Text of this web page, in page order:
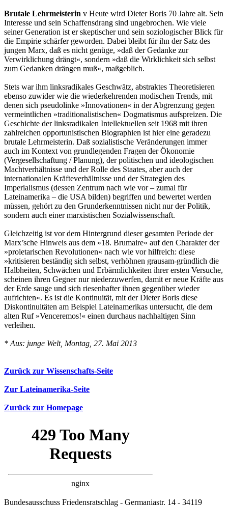
Brutale Lehrmeisterin v Heute wird Dieter Boris 70 Jahre alt. Sein
Interesse und sein Schaffensdrang sind ungebrochen. Wie viele
seiner Generation ist er skeptischer und sein soziologischer Blick für
die Empirie schärfer geworden. Dabei bleibt für ihn der Satz des
jungen Marx, daß es nicht genüge, »daß der Gedanke zur
Verwirklichung drängt«, sondern »daß die Wirklichkeit sich selbst
zum Gedanken drängen muß«, maßgeblich.
Stets war ihm linksradikales Geschwätz, abstraktes Theoretisieren
ebenso zuwider wie die wiederkehrenden modischen Trends, mit
denen sich pseudolinke »Innovationen« in der Abgrenzung gegen
vermeintlichen »traditionalistischen« Dogmatismus aufspreizen. Die
Geschichte der linksradikalen Intellektuellen seit 1968 mit ihren
zahlreichen opportunistischen Biographien ist hier eine geradezu
brutale Lehrmeisterin. Daß sozialistische Veränderungen immer
auch im Kontext von grundlegenden Fragen der Ökonomie
(Vergesellschaftung / Planung), der politischen und ideologischen
Machtverhältnisse und der Rolle des Staates, aber auch der
internationalen Kräfteverhältnisse und der Strategien des
Imperialismus (dessen Zentrum nach wie vor – zumal für
Lateinamerika – die USA bilden) begriffen und bewertet werden
müssen, gehört zu den Grunderkenntnissen nicht nur der Politik,
sondern auch einer marxistischen Sozialwissenschaft.
Gleichzeitig ist vor dem Hintergrund dieser gesamten Periode der
Marx’sche Hinweis aus dem »18. Brumaire« auf den Charakter der
»proletarischen Revolutionen« nach wie vor hilfreich: diese
»kritisieren beständig sich selbst, verhöhnen grausam-gründlich die
Halbheiten, Schwächen und Erbärmlichkeiten ihrer ersten Versuche,
scheinen ihren Gegner nur niederzuwerfen, damit er neue Kräfte aus
der Erde sauge und sich riesenhafter ihnen gegenüber wieder
aufrichten«. Es ist die Kontinuität, mit der Dieter Boris diese
Diskontinuitäten am Beispiel Lateinamerikas untersucht, die dem
alten Ruf »Venceremos!« einen durchaus nachhaltigen Sinn
verleihen.
* Aus: junge Welt, Montag, 27. Mai 2013
Zurück zur Wissenschafts-Seite
Zur Lateinamerika-Seite
Zurück zur Homepage
Bundesausschuss Friedensratschlag - Germaniastr. 14 - 34119